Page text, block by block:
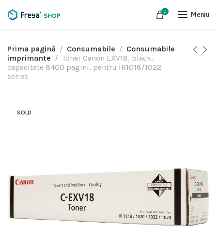
0 Meniu
Prima pagină Consumabile
Consumabile
imprimante
Toner Canon EXV18, black,
capacitate 8400 pagini, pentru IR1018/1022
series
SOLD